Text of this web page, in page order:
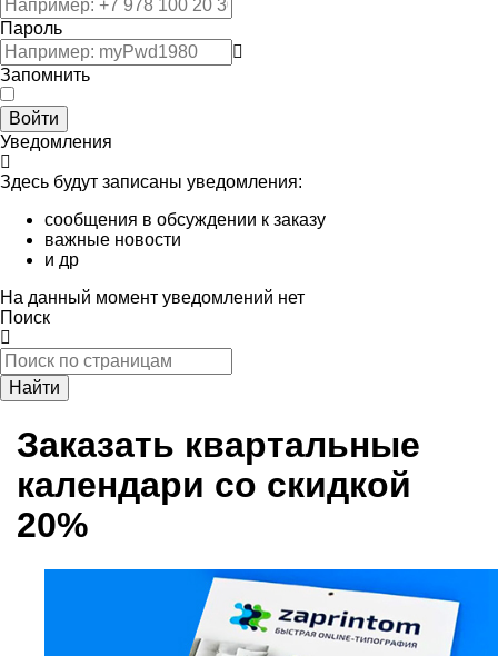
Пароль
Запомнить
Войти
Уведомления
Здесь будут записаны уведомления:
сообщения в обсуждении к заказу
важные новости
и др
На данный момент уведомлений нет
Поиск
Найти
Заказать квартальные
календари со скидкой
20%